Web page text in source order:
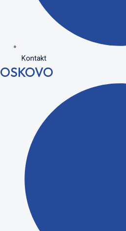
Kontakt
OSKOVO